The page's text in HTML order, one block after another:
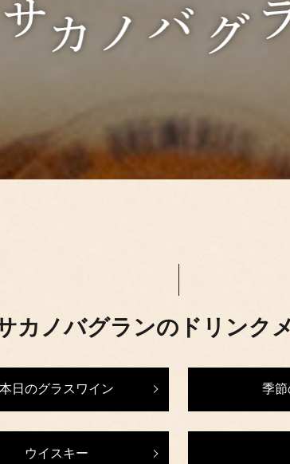
カノバグランのドリンク
本日のグラスワイン 季節
ウイスキー